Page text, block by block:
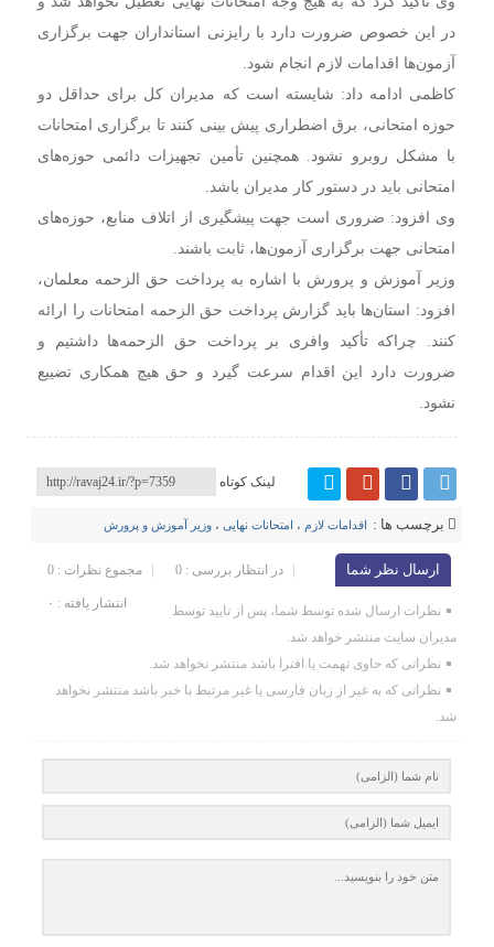
در این خصوص ضرورت دارد با رایزنی استانداران جهت برگزاری
آزمون‌ها اقدامات لازم انجام شود.
کاظمی ادامه داد: شایسته است که مدیران کل برای حداقل دو
حوزه امتحانی، برق اضطراری پیش بینی کنند تا برگزاری امتحانات
با مشکل روبرو نشود. همچنین تأمین تجهیزات دائمی حوزه‌های
امتحانی باید در دستور کار مدیران باشد.
وی افزود: ضروری است جهت پیشگیری از اتلاف منابع، حوزه‌های
امتحانی جهت برگزاری آزمون‌ها، ثابت باشند.
وزیر آموزش و پرورش با اشاره به پرداخت حق الزحمه معلمان،
افزود: استان‌ها باید گزارش پرداخت حق الزحمه امتحانات را ارائه
کنند. چراکه تأکید وافری بر پرداخت حق الزحمه‌ها داشتیم و
ضرورت دارد این اقدام سرعت گیرد و حق هیچ همکاری تضییع
نشود.
لینک کوتاه
برچسب ها : اقدامات لازم ، امتحانات نهایی ،وزیر آموزش و پرورش
ارسال نظر شما مجموع نظرات : 0 در انتظار بررسی : 0
انتشار یافته : ۰
نظرات ارسال شده توسط شما، پس از تایید توسط
مدیران سایت منتشر خواهد شد.
نظراتی که حاوی تهمت یا افترا باشد منتشر نخواهد شد.
نظراتی که به غیر از زبان فارسی یا غیر مرتبط با خبر باشد منتشر نخواهد
شد.